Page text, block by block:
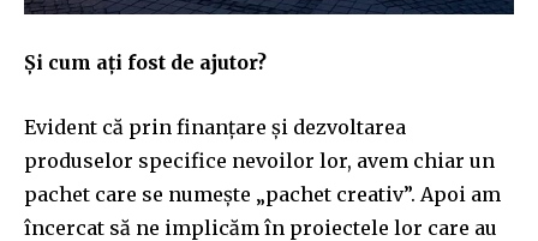
Și cum ați fost de ajutor?
Evident că prin finanțare și dezvoltarea
produselor specifice nevoilor lor, avem chiar un
pachet care se numește „pachet creativ”. Apoi am
încercat să ne implicăm în proiectele lor care au